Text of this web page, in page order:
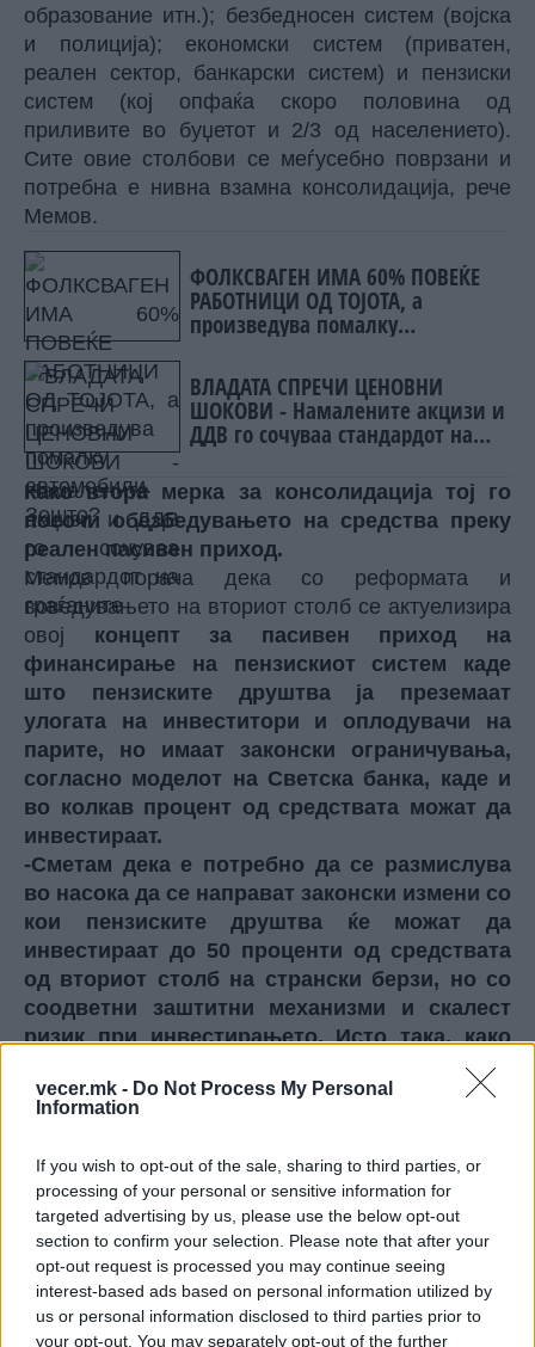
vecer.mk - Do Not Process My Personal
Information
If you wish to opt-out of the sale, sharing to third parties, or
processing of your personal or sensitive information for
targeted advertising by us, please use the below opt-out
section to confirm your selection. Please note that after your
opt-out request is processed you may continue seeing
interest-based ads based on personal information utilized by
us or personal information disclosed to third parties prior to
your opt-out. You may separately opt-out of the further
образование итн.); безбедносен систем (војска
и полиција); економски систем (приватен,
реален сектор, банкарски систем) и пензиски
систем (кој опфаќа скоро половина од
приливите во буџетот и 2/3 од населението).
Сите овие столбови се меѓусебно поврзани и
потребна е нивна взамна консолидација, рече
Мемов.
ФОЛКСВАГЕН ИМА 60% ПОВЕЌЕ
РАБОТНИЦИ ОД ТОЈОТА, а
произведува помалку
ВЛАДАТА СПРЕЧИ ЦЕНОВНИ
ШОКОВИ - Намалените акцизи и
ДДВ го сочуваа стандардот на
Како втора мерка за консолидација тој го
посочи обезбедувањето на средства преку
реален пасивен приход.
Мемов порача дека со реформата и
воведувањето на вториот столб се актуелизира
овој концепт за пасивен приход на
финансирање на пензискиот систем каде
што пензиските друштва ја преземаат
улогата на инвеститори и оплодувачи на
парите, но имаат законски ограничувања,
согласно моделот на Светска банка, каде и
во колкав процент од средствата можат да
инвестираат.
-Сметам дека е потребно да се размислува
во насока да се направат законски измени со
кои пензиските друштва ќе можат да
инвестираат до 50 проценти од средствата
од вториот столб на странски берзи, но со
соодветни заштитни механизми и скалест
ризик при инвестирањето. Исто така, како
друга варијанта, може да се размислува и во
правец на инвестирање на акумулираните
средства од страна на државата во акции и
профит, како што тоа се прави во некои
земји во Европа, нагласи Мемов.
Тој додаде декаФондот во изминатиот
период до Министерството за социјална
политика, демографија и млади достави
краткорочни и среднорочни мерки за